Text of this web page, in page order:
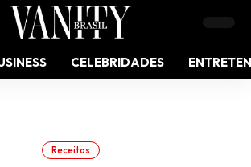
CELEBRIDADES
Receitas